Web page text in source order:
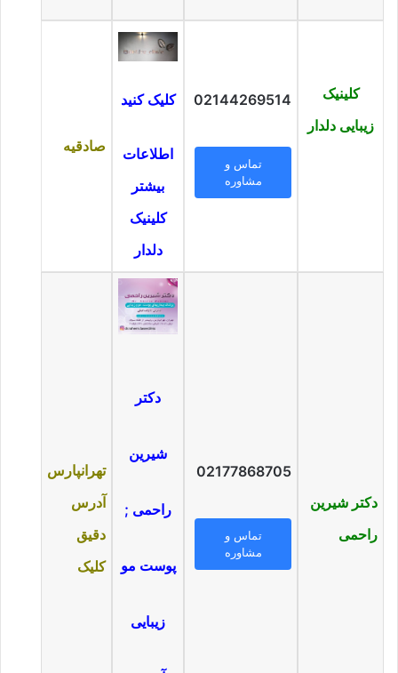
کلینیک
زیبایی دلدار
02144269514
تماس و
مشاوره
کلیک کنید
اطلاعات
بیشتر
کلینیک
دلدار
صادقیه
دکتر شیرین
راحمی
02177868705
تماس و
مشاوره
دکتر
شیرین
راحمی ;
پوست مو
زیبایی
تهرانپارس
آدرس
دقیق
کلیک